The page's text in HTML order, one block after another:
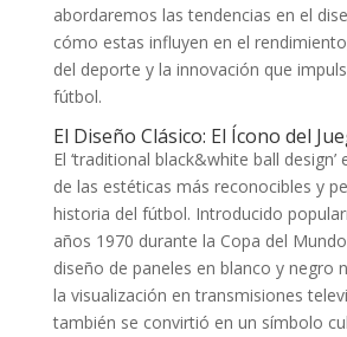
abordaremos las tendencias en el
cómo estas influyen en el
del deporte y la innovación que
fútbol.
El Diseño Clásico: El Ícono del
El ‘traditional black&white ball design’
de las estéticas más reconocibles y
historia del fútbol. Introducido
años 1970 durante la Copa del
diseño de paneles en blanco y negro
la visualización en transmisiones
también se convirtió en un símbolo